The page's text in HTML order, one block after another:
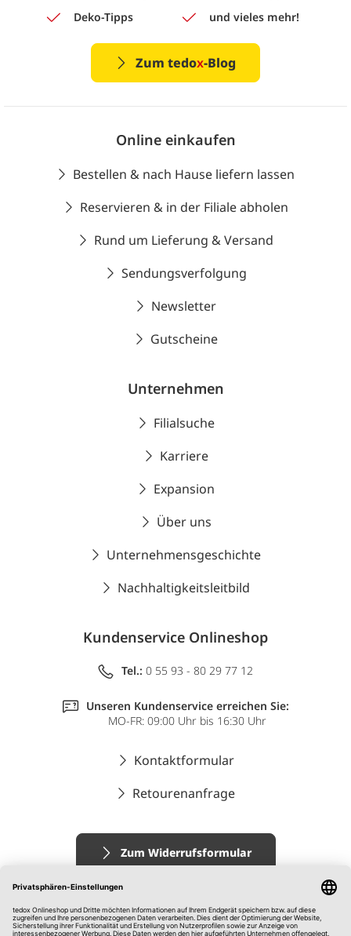
Deko-Tipps
und vieles mehr!
Zum tedox-Blog
Online einkaufen
Bestellen & nach Hause liefern lassen
Reservieren & in der Filiale abholen
Rund um Lieferung & Versand
Sendungsverfolgung
Newsletter
Gutscheine
Unternehmen
Filialsuche
Karriere
Expansion
Über uns
Unternehmensgeschichte
Nachhaltigkeitsleitbild
Kundenservice Onlineshop
Tel.: 0 55 93 - 80 29 77 12
Unseren Kundenservice erreichen Sie:
MO-FR: 09:00 Uhr bis 16:30 Uhr
Kontaktformular
Retourenanfrage
Zum Widerrufsformular
Impressum